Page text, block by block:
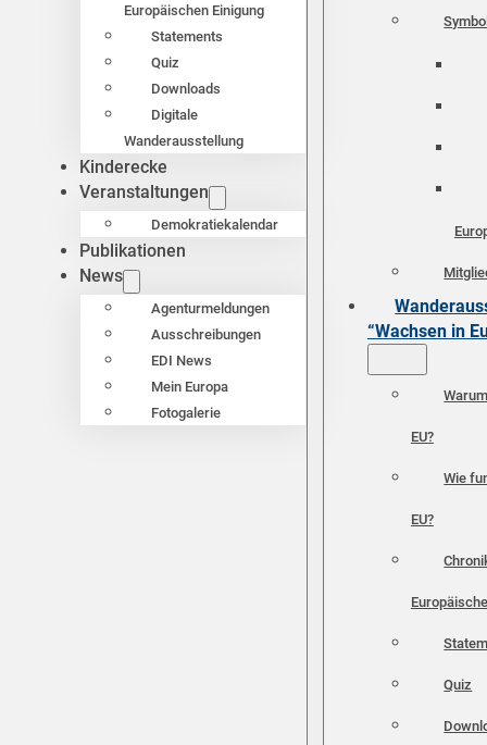
Europäischen Einigung
Statements
Quiz
Downloads
Digitale
Wanderausstellung
Kinderecke
Veranstaltungen
Demokratiekalendar
Publikationen
News
Agenturmeldungen
Ausschreibungen
EDI News
Mein Europa
Fotogalerie
“Wachsen in
EU?
Wie
EU?
Quiz